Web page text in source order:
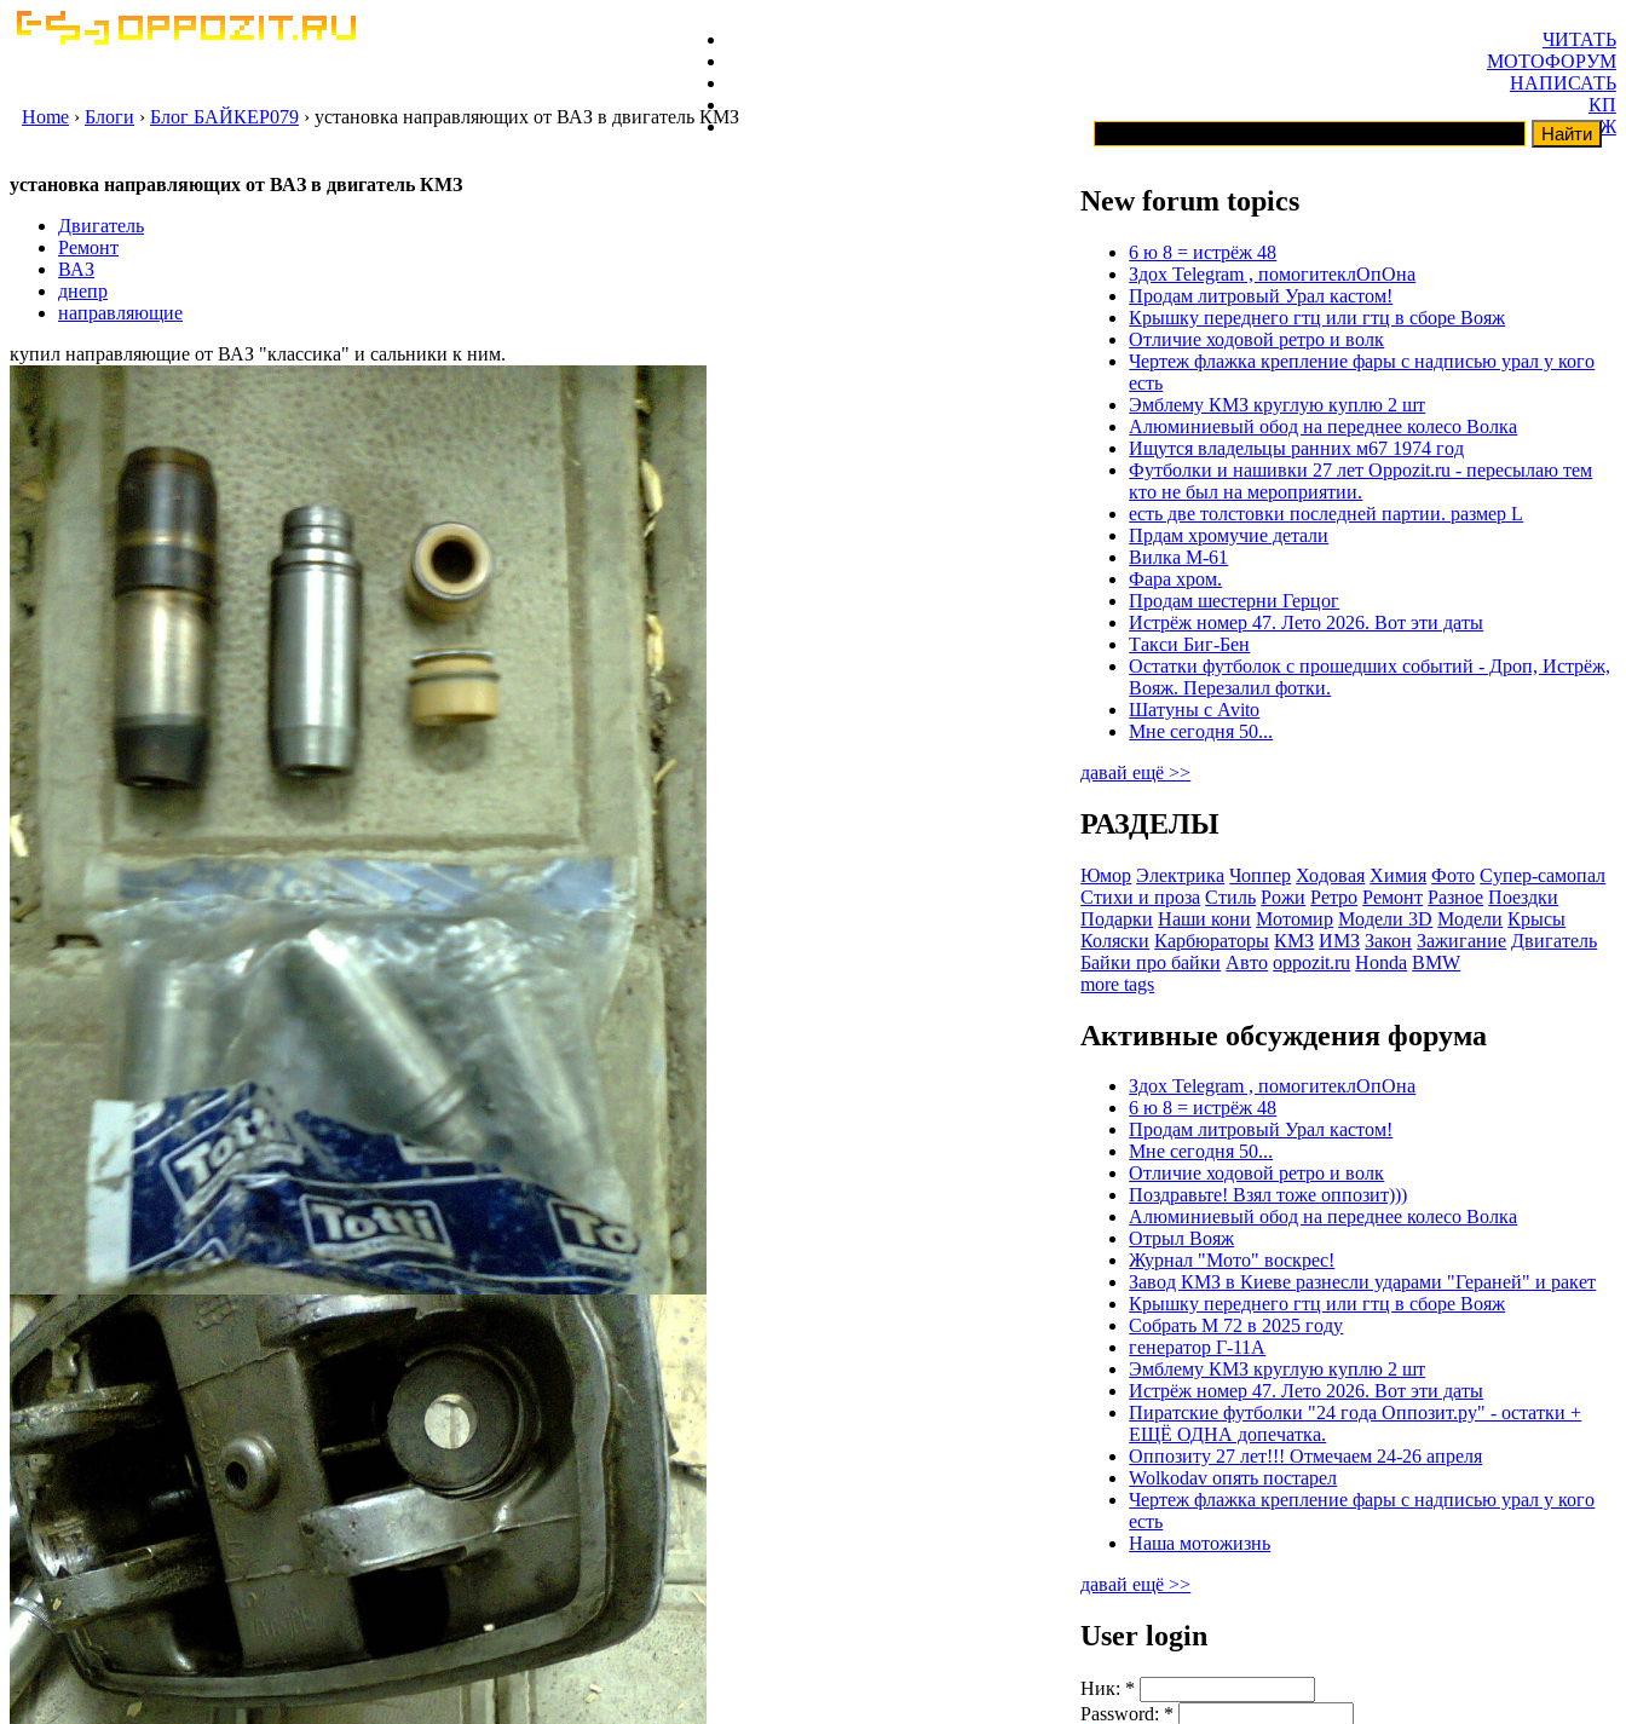
ЧИТАТЬ
МОТОФОРУМ
НАПИСАТЬ
КП
ГАРАЖ
Home › Блоги › Блог БАЙКЕР079 › установка направляющих от ВАЗ в двигатель КМЗ
установка направляющих от ВАЗ в двигатель КМЗ
Двигатель
Ремонт
ВАЗ
днепр
направляющие
купил направляющие от ВАЗ "классика" и сальники к ним.
New forum topics
6 ю 8 = истрёж 48
Здох Telegram , помогитеклОпОна
Продам литровый Урал кастом!
Крышку переднего гтц или гтц в сборе Вояж
Отличие ходовой ретро и волк
Чертеж флажка крепление фары с надписью урал у кого
есть
Эмблему КМЗ круглую куплю 2 шт
Алюминиевый обод на переднее колесо Волка
Ищутся владельцы ранних м67 1974 год
Футболки и нашивки 27 лет Oppozit.ru - пересылаю тем
кто не был на мероприятии.
есть две толстовки последней партии. размер L
Прдам хромучие детали
Вилка М-61
Фара хром.
Продам шестерни Герцог
Истрёж номер 47. Лето 2026. Вот эти даты
Такси Биг-Бен
Остатки футболок с прошедших событий - Дроп, Истрёж,
Вояж. Перезалил фотки.
Шатуны с Avito
Мне сегодня 50...
давай ещё >>
РАЗДЕЛЫ
Юмор Электрика Чоппер Ходовая Химия Фото Супер-самопал
Стихи и проза Стиль Рожи Ретро Ремонт Разное Поездки
Подарки Наши кони Мотомир Модели 3D Модели Крысы
Коляски Карбюраторы КМЗ ИМЗ Закон Зажигание Двигатель
Байки про байки Авто oppozit.ru Honda BMW
more tags
Активные обсуждения форума
Здох Telegram , помогитеклОпОна
6 ю 8 = истрёж 48
Продам литровый Урал кастом!
Мне сегодня 50...
Отличие ходовой ретро и волк
Поздравьте! Взял тоже оппозит)))
Алюминиевый обод на переднее колесо Волка
Отрыл Вояж
Журнал "Мото" воскрес!
Завод КМЗ в Киеве разнесли ударами "Гераней" и ракет
Крышку переднего гтц или гтц в сборе Вояж
Собрать М 72 в 2025 году
генератор Г-11А
Эмблему КМЗ круглую куплю 2 шт
Истрёж номер 47. Лето 2026. Вот эти даты
Пиратские футболки "24 года Оппозит.ру" - остатки +
ЕЩЁ ОДНА допечатка.
Оппозиту 27 лет!!! Отмечаем 24-26 апреля
Wolkodav опять постарел
Чертеж флажка крепление фары с надписью урал у кого
есть
Наша мотожизнь
давай ещё >>
User login
Ник: *
Password: *